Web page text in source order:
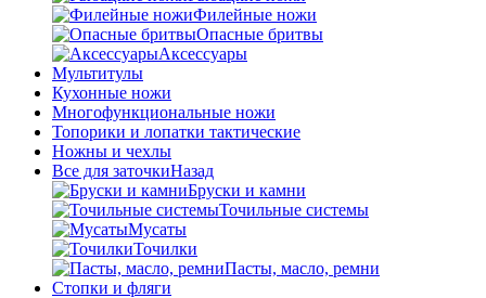
Филейные ножи
Опасные бритвы
Аксессуары
Мультитулы
Кухонные ножи
Многофункциональные ножи
Топорики и лопатки тактические
Ножны и чехлы
Все для заточкиНазад
Бруски и камни
Точильные системы
Мусаты
Точилки
Пасты, масло, ремни
Стопки и фляги